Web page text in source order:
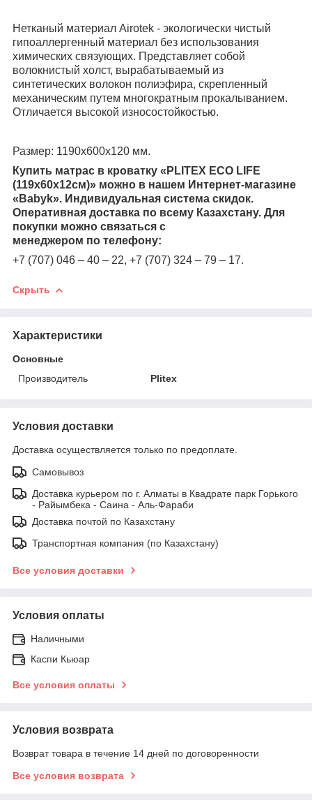
Нетканый материал Airotek - экологически чистый
гипоаллергенный материал без использования
химических связующих. Представляет собой
волокнистый холст, вырабатываемый из
синтетических волокон полиэфира, скрепленный
механическим путем многократным прокалыванием.
Отличается высокой износостойкостью.
Размер: 1190х600х120 мм.
Купить матрас в кроватку «PLITEX ECO LIFE
(119х60х12см)» можно в нашем Интернет-магазине
« Babyk». Индивидуальная система скидок.
Оперативная доставка по всему Казахстану. Для
покупки можно связаться с
менеджером по телефону:
+7 (707) 046 – 40 – 22, +7 (707) 324 – 79 – 17.
Скрыть
Характеристики
Основные
Производитель
Plitex
Условия доставки
Доставка осуществляется только по предоплате.
Самовывоз
Доставка курьером по г. Алматы в Квадрате парк Горького
- Райымбека - Саина - Аль-Фараби
Доставка почтой по Казахстану
Транспортная компания (по Казахстану)
Все условия доставки
Условия оплаты
Наличными
Каспи Кьюар
Все условия оплаты
Условия возврата
Возврат товара в течение 14 дней по договоренности
Все условия возврата